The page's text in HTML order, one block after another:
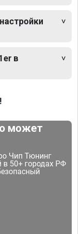
в
может
Чип Тюнинг
в 50+ городах РФ